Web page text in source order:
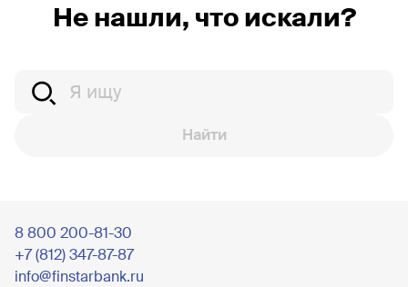
Не нашли, что искали?
Найти
8 800 200-81-30
+7 (812) 347-87-87
info@finstarbank.ru